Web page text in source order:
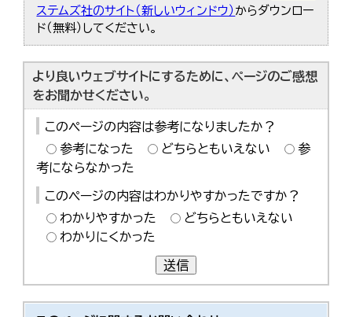
ステムズ社のサイト（新しいウィンドウ） からダウンロー
ド（無料）してください。
より良いウェブサイトにするために、ページのご感想
をお聞かせください。
このページの内容は参考になりましたか？
参考になった
どちらともいえない
参
考にならなかった
このページの内容はわかりやすかったですか？
わかりやすかった
どちらともいえない
わかりにくかった
送信